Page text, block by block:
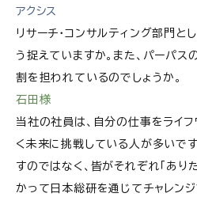
アクシス
リサーチ・コンサルティング部門と
う捉えていますか。また、パーパ
割を担われているのでしょうか。
石田様
当社の社員は、自分の仕事をライ
く未来に挑戦している人が多いで
すのではなく、皆がそれぞれ「あり
かって日本総研を通じてチャレン